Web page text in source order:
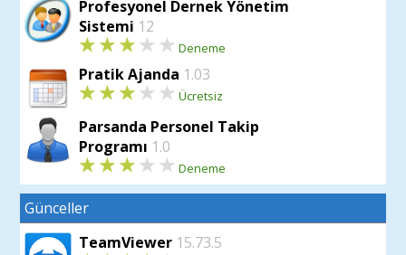
programların vaat ettiği fonksiyonları
ücretsiz edinmek isteyenler içn EBS
Profesyonel Dernek Yönetim
Sistemi 12
Deneme
Pratik Ajanda 1.03
Ücretsiz
Parsanda Personel Takip
Programı 1.0
Deneme
Günceller
TeamViewer 15.73.5